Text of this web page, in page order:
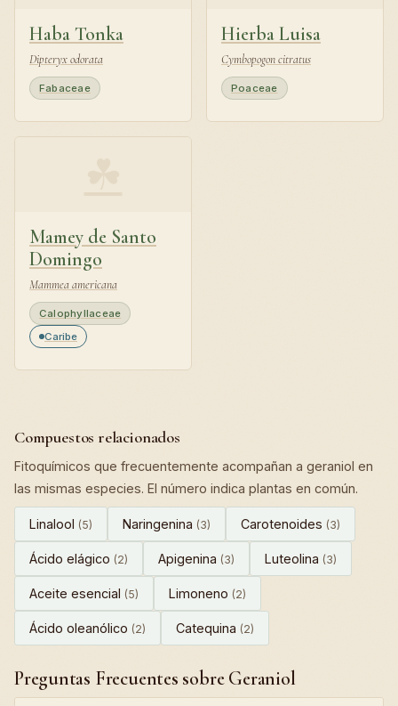
Haba Tonka
Dipteryx odorata
Fabaceae
Hierba Luisa
Cymbopogon citratus
Poaceae
Mamey de Santo
Domingo
Mammea americana
Calophyllaceae
Caribe
Compuestos relacionados
Fitoquímicos que frecuentemente acompañan a geraniol en
las mismas especies. El número indica plantas en común.
Linalool (5) Naringenina (3) Carotenoides (3)
Ácido elágico (2) Apigenina (3) Luteolina (3)
Aceite esencial (5) Limoneno (2)
Ácido oleanólico (2) Catequina (2)
Preguntas Frecuentes sobre Geraniol